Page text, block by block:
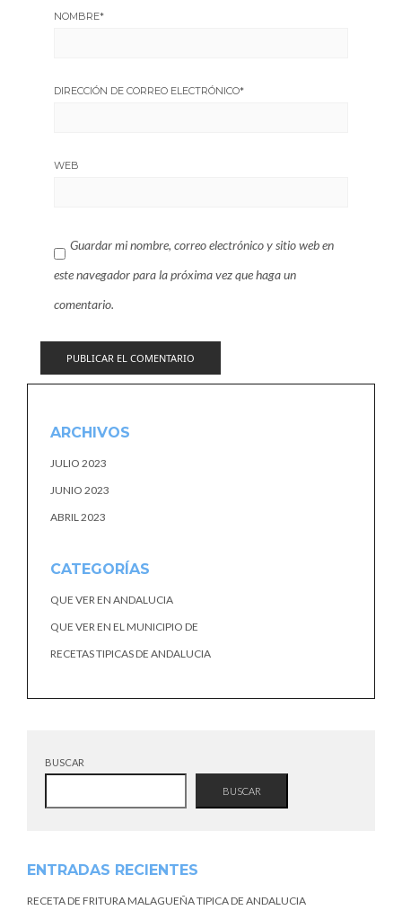
NOMBRE*
DIRECCIÓN DE CORREO ELECTRÓNICO*
WEB
Guardar mi nombre, correo electrónico y sitio web en
este navegador para la próxima vez que haga un
comentario.
ARCHIVOS
JULIO 2023
JUNIO 2023
ABRIL 2023
CATEGORÍAS
QUE VER EN ANDALUCIA
QUE VER EN EL MUNICIPIO DE
RECETAS TIPICAS DE ANDALUCIA
BUSCAR
BUSCAR
ENTRADAS RECIENTES
RECETA DE FRITURA MALAGUEÑA TIPICA DE ANDALUCIA